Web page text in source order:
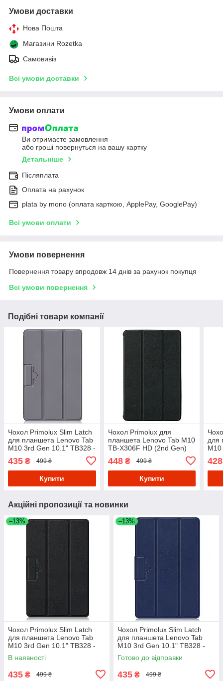
Умови доставки
Нова Пошта
Магазини Rozetka
Самовивіз
Всі умови доставки
Умови оплати
Ви отримаєте замовлення
або гроші повернуться на вашу картку
Детальніше
Післяплата
Оплата на рахунок
plata by mono (оплата карткою, ApplePay, GooglePay)
Всі умови оплати
Умови повернення
Повернення товару впродовж 14 днів за рахунок покупця
Всі умови повернення
Подібні товари компанії
Чохол Primolux Slim Latch
для планшета Lenovo Tab
M10 3rd Gen 10.1" TB328 -
435 ₴ 499 ₴
Купити
Чохол Primolux для
планшета Lenovo Tab M10
TB-X306F HD (2nd Gen)
448₴ 499 ₴
Купити
для
428
Акційні пропозиції та новинки
–13%
Чохол Primolux Slim Latch
для планшета Lenovo Tab
M10 3rd Gen 10.1" TB328 -
Black
В наявності
435 ₴ 499 ₴
–13%
Чохол Primolux Slim Latch
для планшета Lenovo Tab
M10 3rd Gen 10.1" TB328 -
Dark Blue
Готово до відправки
435 ₴ 499 ₴